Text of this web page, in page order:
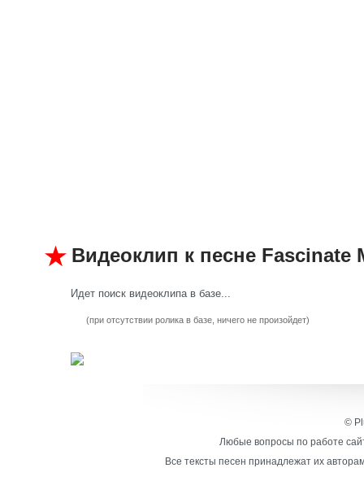
Видеоклип к песне Fascinate
Идет поиск видеоклипа в базе...
(при отсутствии ролика в базе, ничего не произойдет)
©
Любые вопросы по работе
Все тексты песен принадлежат их